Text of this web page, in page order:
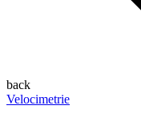
back
Velocimetrie